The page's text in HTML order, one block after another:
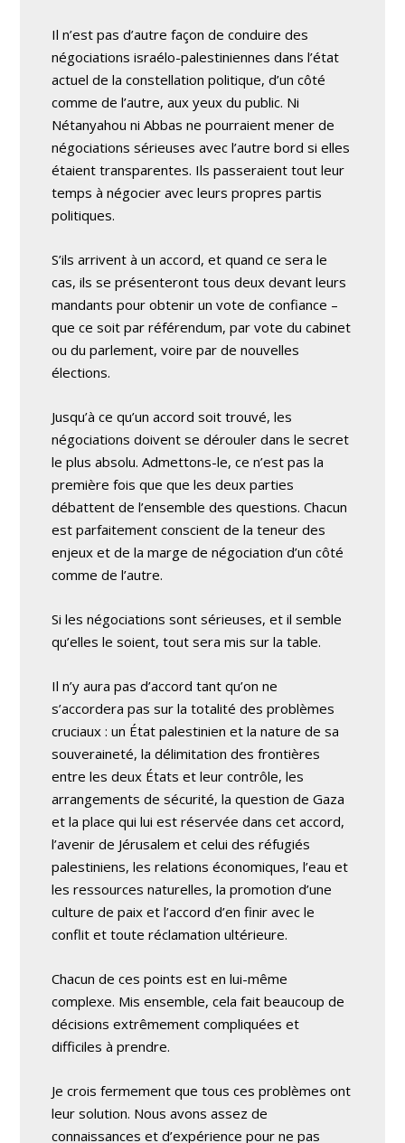
Il n’est pas d’autre façon de conduire des
négociations israélo-palestiniennes dans l’état
actuel de la constellation politique, d’un côté
comme de l’autre, aux yeux du public. Ni
Nétanyahou ni Abbas ne pourraient mener de
négociations sérieuses avec l’autre bord si elles
étaient transparentes. Ils passeraient tout leur
temps à négocier avec leurs propres partis
politiques.
S’ils arrivent à un accord, et quand ce sera le
cas, ils se présenteront tous deux devant leurs
mandants pour obtenir un vote de confiance –
que ce soit par référendum, par vote du cabinet
ou du parlement, voire par de nouvelles
élections.
Jusqu’à ce qu’un accord soit trouvé, les
négociations doivent se dérouler dans le secret
le plus absolu. Admettons-le, ce n’est pas la
première fois que que les deux parties
débattent de l’ensemble des questions. Chacun
est parfaitement conscient de la teneur des
enjeux et de la marge de négociation d’un côté
comme de l’autre.
Si les négociations sont sérieuses, et il semble
qu’elles le soient, tout sera mis sur la table.
Il n’y aura pas d’accord tant qu’on ne
s’accordera pas sur la totalité des problèmes
cruciaux : un État palestinien et la nature de sa
souveraineté, la délimitation des frontières
entre les deux États et leur contrôle, les
arrangements de sécurité, la question de Gaza
et la place qui lui est réservée dans cet accord,
l’avenir de Jérusalem et celui des réfugiés
palestiniens, les relations économiques, l’eau et
les ressources naturelles, la promotion d’une
culture de paix et l’accord d’en finir avec le
conflit et toute réclamation ultérieure.
Chacun de ces points est en lui-même
complexe. Mis ensemble, cela fait beaucoup de
décisions extrêmement compliquées et
difficiles à prendre.
Je crois fermement que tous ces problèmes ont
leur solution. Nous avons assez de
connaissances et d’expérience pour ne pas